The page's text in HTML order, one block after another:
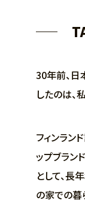
30年前、
したのは、
フィンラン
ップブラン
として、長
の家での暮